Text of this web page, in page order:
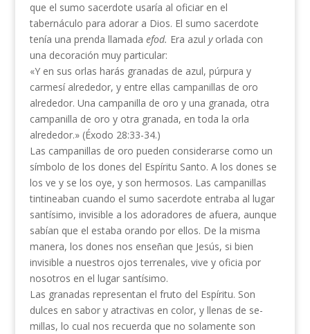
que el sumo sacerdote usaría al oficiar en el
tabernáculo para adorar a Dios. El sumo sacerdote
tenía una prenda llamada efod. Era azul y orlada con
una decoración muy particular:
«Y en sus orlas harás granadas de azul, púrpura y
carmesí alrededor, y entre ellas campanillas de oro
alrededor. Una campanilla de oro y una granada, otra
campanilla de oro y otra granada, en toda la orla
alrededor.» (Éxodo 28:33-34.)
Las campanillas de oro pueden considerarse como un
símbolo de los dones del Espíritu Santo. A los dones se
los ve y se los oye, y son hermosos. Las cam­panillas
tintineaban cuando el sumo sacerdote entraba al lugar
santísimo, invisible a los adoradores de afue­ra, aunque
sabían que el estaba orando por ellos. De la misma
manera, los dones nos enseñan que Jesús, si bien
invisible a nuestros ojos terrenales, vive y oficia por
nosotros en el lugar santísimo.
Las granadas representan el fruto del Espíritu. Son
dulces en sabor y atractivas en color, y llenas de se­
millas, lo cual nos recuerda que no solamente son